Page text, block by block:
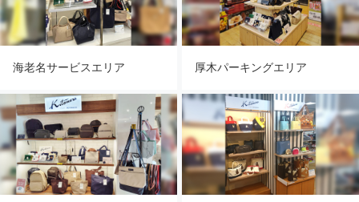
海老名サービスエリア 厚木パーキングエリア